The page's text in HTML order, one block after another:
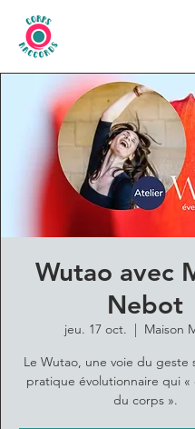
Wutao avec
Nebot
jeu. 17 oct.
  |
Maison
Le Wutao, une voie du geste
pratique évolutionnaire qui «
du corps ».